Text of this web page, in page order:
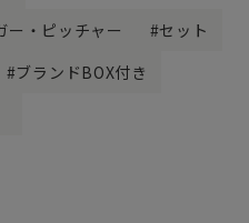
ー・ピッチャー
セット
ブランドBOX付き